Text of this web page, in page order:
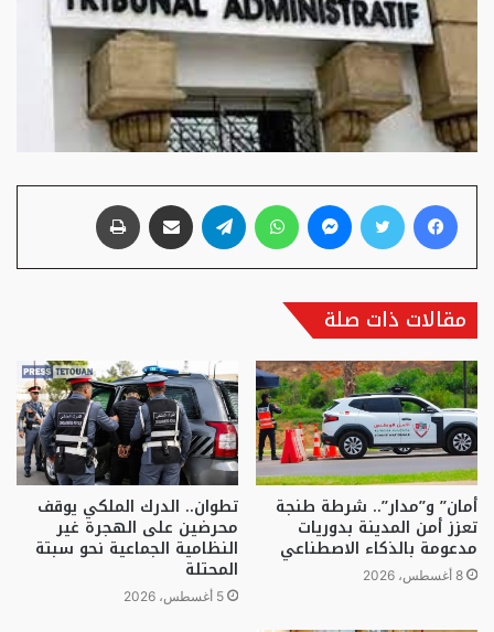
فيسبوك تويتر ماسنجر واتساب تيلقرام مشاركة عبر البريد
مقالات ذات صلة
أمان” و”مدار”.. شرطة طنجة
تعزز أمن المدينة بدوريات
مدعومة بالذكاء الاصطناعي
8 أغسطس، 2026
تطوان.. الدرك الملكي يوقف
محرضين على الهجرة غير
النظامية الجماعية نحو سبتة
المحتلة
5 أغسطس، 2026